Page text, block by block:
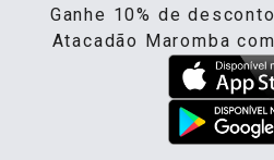
Ganhe 10% de
Atacadão Maromba